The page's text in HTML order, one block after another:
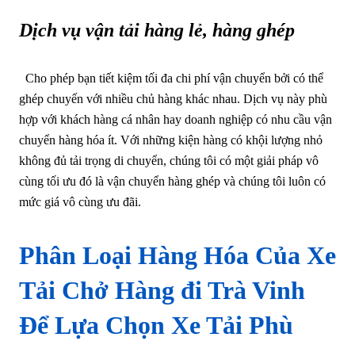
Dịch vụ vận tải hàng lẻ, hàng ghép
Cho phép bạn tiết kiệm tối đa chi phí vận chuyển bởi có thể
ghép chuyến với nhiều chủ hàng khác nhau. Dịch vụ này phù
hợp với khách hàng cá nhân hay doanh nghiệp có nhu cầu vận
chuyển hàng hóa ít. Với những kiện hàng có khội lượng nhỏ
không đủ tải trọng di chuyển, chúng tôi có một giải pháp vô
cùng tối ưu đó là vận chuyển hàng ghép và chúng tôi luôn có
mức giá vô cùng ưu đãi.
Phân Loại Hàng Hóa Của Xe
Tải Chở Hàng đi Trà Vinh
Để Lựa Chọn Xe Tải Phù